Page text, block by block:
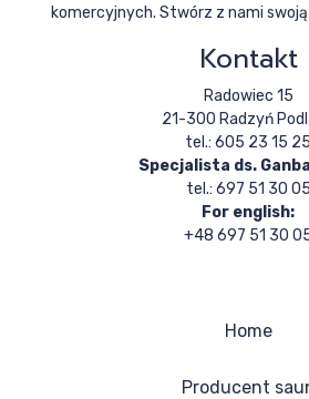
komercyjnych. Stwórz z nami
Kontakt
Radowiec 15
21-300 Radzyń
tel.: 605 23 15 25
Specjalista ds.
tel.: 697 51 30 05
For english:
+48 697 51 30
Home
Producent